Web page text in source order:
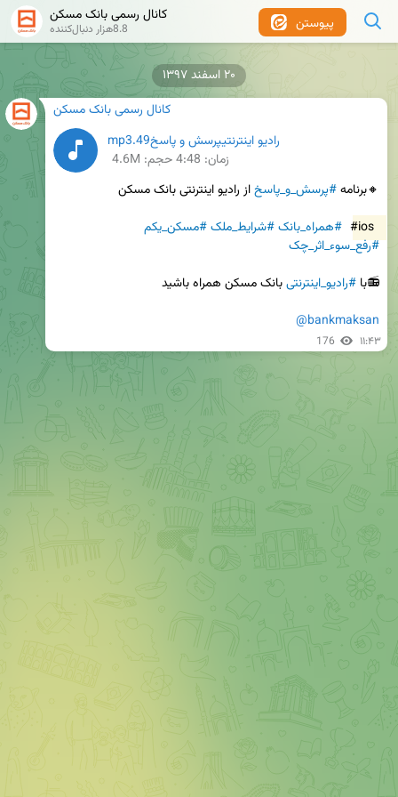
پیوستن کانال رسمی بانک مسکن
8.8هزار دنبال‌کننده
کانال رسمی بانک مسکن
رادیو اینترنتیپرسش و پاسخ49.mp3
زمان: 4:48حجم: 4.6M
🔸برنامه #پرسش_و_پاسخ
#ios #همراه_بانک#شرایط_ملک#مسکن_یکم
#رفع_سوء_اثر_چک
📻با #رادیو_اینترنتی
@bankmaksan
176 ۱۱:۴۳
۲۰ اسفند ۱۳۹۷